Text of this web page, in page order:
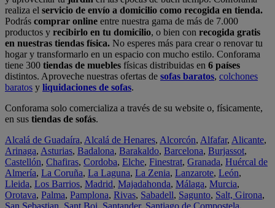
realiza el servicio de envío a domicilio como recogida en tienda.
Podrás comprar online entre nuestra gama de más de 7.000
productos y recibirlo en tu domicilio, o bien con recogida gratis
en nuestras tiendas física. No esperes más para crear o renovar tu
hogar y transformarlo en un espacio con mucho estilo. Conforama
tiene 300 tiendas de muebles físicas distribuidas en 6 países
distintos. Aproveche nuestras ofertas de sofas baratos, colchones
baratos y liquidaciones de sofas.
Conforama solo comercializa a través de su website o, físicamente,
en sus tiendas de sofás.
Alcalá de Guadaíra, Alcalá de Henares, Alcorcón, Alfafar, Alicante,
Arinaga, Asturias, Badalona, Barakaldo, Barcelona, Burjassot,
Castellón, Chafiras, Cordoba, Elche, Finestrat, Granada, Huércal de
Almería, La Coruña, La Laguna, La Zenia, Lanzarote, León,
Lleida, Los Barrios, Madrid, Majadahonda, Málaga, Murcia,
Orotava, Palma, Pamplona, Rivas, Sabadell, Sagunto, Salt, Girona,
San Sebastian, Sant Boi, Santander, Santiago de Compostela,